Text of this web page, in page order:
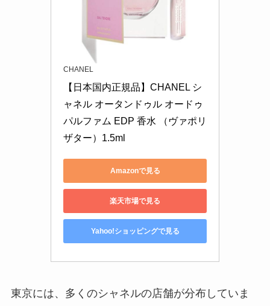
CHANEL
【日本国内正規品】CHANEL シ
ャネル オータンドゥル オードゥ
パルファム EDP 香水 （ヴァポリ
ザター）1.5ml
Amazonで見る
楽天市場で見る
Yahoo!ショッピングで見る
東京には、多くのシャネルの店舗が分布していま